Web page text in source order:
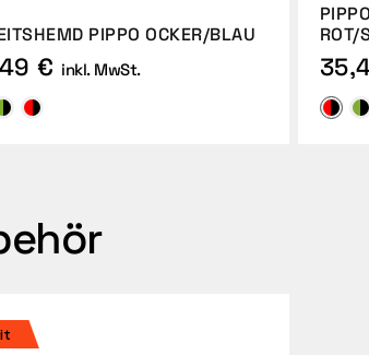
PIPPO OCKER/BLAU
€ inkl. MwSt.
ROT/